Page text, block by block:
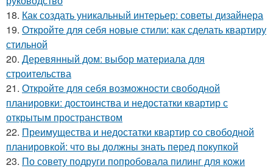
18. Как создать уникальный интерьер: советы дизайнера
19. Откройте для себя новые стили: как сделать квартиру
стильной
20. Деревянный дом: выбор материала для
строительства
21. Откройте для себя возможности свободной
планировки: достоинства и недостатки квартир с
открытым пространством
22. Преимущества и недостатки квартир со свободной
планировкой: что вы должны знать перед покупкой
23. По совету подруги попробовала пилинг для кожи